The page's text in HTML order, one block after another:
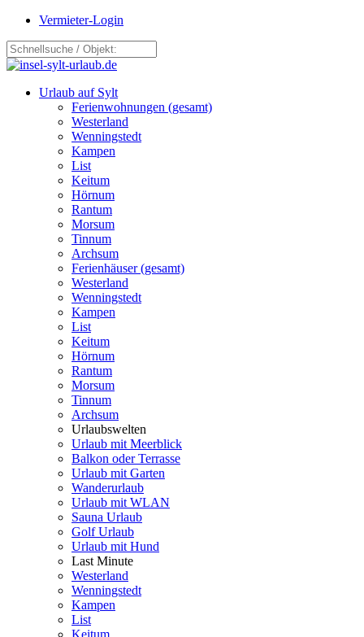
Vermieter-Login
Urlaub auf Sylt
Ferienwohnungen (gesamt)
Westerland
Wenningstedt
Kampen
List
Keitum
Hörnum
Rantum
Morsum
Tinnum
Archsum
Ferienhäuser (gesamt)
Westerland
Wenningstedt
Kampen
List
Keitum
Hörnum
Rantum
Morsum
Tinnum
Archsum
Urlaubswelten
Urlaub mit Meerblick
Balkon oder Terrasse
Urlaub mit Garten
Wanderurlaub
Urlaub mit WLAN
Sauna Urlaub
Golf Urlaub
Urlaub mit Hund
Last Minute
Westerland
Wenningstedt
Kampen
List
Keitum